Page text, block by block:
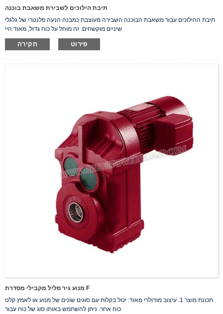
תיבת הילוכים לשבירת משאבת בוכנה
תיבת ההילוכים עבור משאבת הבוכנה השבירה מעוצבת כמבנה הנעה פלנטרי של גלגלי
שיניים מוקשחים. זה מוחל על כוח גדול, מאוד היי
חקירה פירוט
מנוע גיר סליל מקבילי מסדרת F
תכונת מוצר 1. עיצוב מודולרי מאוד: יכול בקלות עם סוגים שונים של מנוע או לאמץ קלט
כוח אחר. ניתן להשתמש באותו סוג של כוח עבור